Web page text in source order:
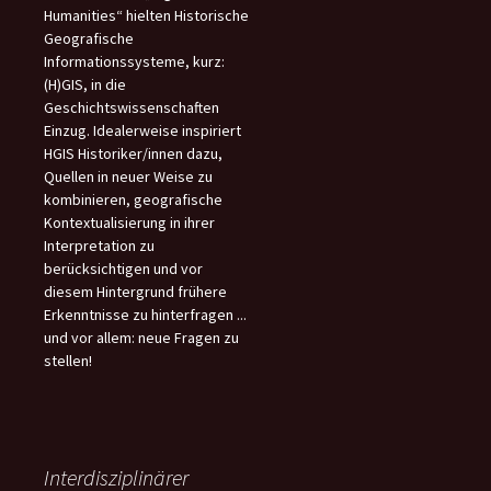
Humanities“ hielten Historische
Geografische
Informationssysteme, kurz:
(H)GIS, in die
Geschichtswissenschaften
Einzug. Idealerweise inspiriert
HGIS Historiker/innen dazu,
Quellen in neuer Weise zu
kombinieren, geografische
Kontextualisierung in ihrer
Interpretation zu
berücksichtigen und vor
diesem Hintergrund frühere
Erkenntnisse zu hinterfragen ...
und vor allem: neue Fragen zu
stellen!
Interdisziplinärer